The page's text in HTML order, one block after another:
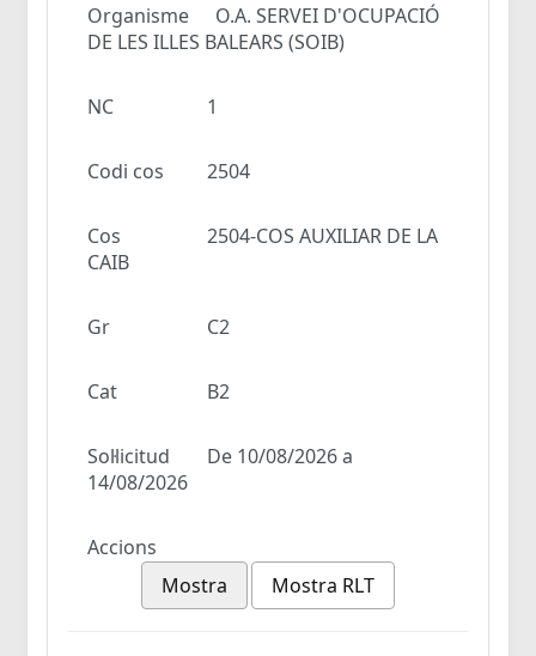
Organisme
O.A. SERVEI D'OCUPACIÓ
DE LES ILLES BALEARS (SOIB)
NC 1
Codi cos 2504
Cos
2504-COS AUXILIAR DE LA
CAIB
Gr C2
Cat B2
Sol·licitud
De 10/08/2026 a
14/08/2026
Accions
Mostra
Mostra RLT